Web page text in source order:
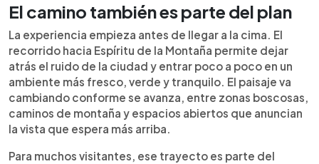
El camino también es parte del plan
La experiencia empieza antes de llegar a la cima. El
recorrido hacia Espíritu de la Montaña permite dejar
atrás el ruido de la ciudad y entrar poco a poco en un
ambiente más fresco, verde y tranquilo. El paisaje va
cambiando conforme se avanza, entre zonas boscosas,
caminos de montaña y espacios abiertos que anuncian
la vista que espera más arriba.
Para muchos visitantes, ese trayecto es parte del